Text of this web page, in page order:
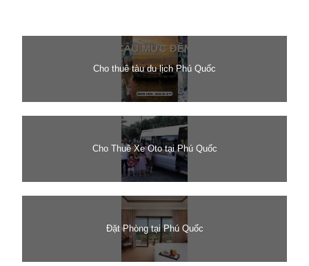
Cho thuê tàu du lịch Phú Quốc
Cho Thuê Xe Oto tại Phú Quốc
Đặt Phòng tại Phú Quốc